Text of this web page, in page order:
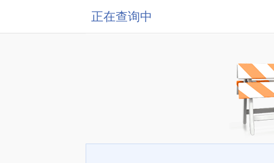
正在查询中